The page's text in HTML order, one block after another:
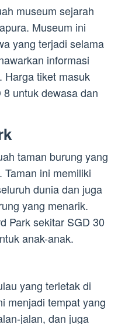
museum sejarah
Museum ini
yang terjadi selama
informasi
Harga tiket masuk
untuk dewasa dan
taman burung yang
ini memiliki
dunia dan juga
yang menarik.
Park sekitar SGD 30
anak-anak.
yang terletak di
menjadi tempat yang
jalan, dan juga